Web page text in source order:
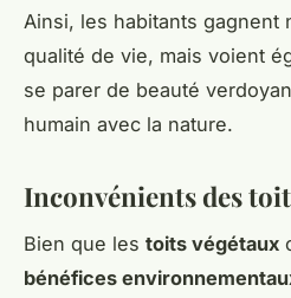
Ainsi, les habitants gagnent
qualité de vie, mais voient
se parer de beauté
humain avec la nature.
Inconvénients des
Bien que les toits végétaux
bénéfices